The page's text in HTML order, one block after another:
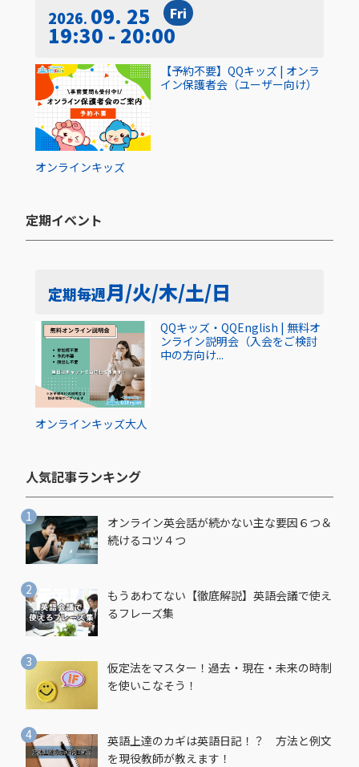
2026 09. 25 Fri
19:30 - 20:00
オンラインキッズ
【予約不要】QQキッズ | オンラ
イン保護者会（ユーザー向け）
定期イベント​
定期毎週月/火/木/土/日
オンラインキッズ大人
QQキッズ・QQEnglish | 無料オ
ンライン説明会（入会をご検討
中の方向け...
人気記事ランキング​
オンライン英会話が続かない主な要因６つ＆
続けるコツ４つ
もうあわてない【徹底解説】英語会議で使え
るフレーズ集
仮定法をマスター！過去・現在・未来の時制
を使いこなそう！
英語上達のカギは英語日記！？ 方法と例文
を現役教師が教えます！